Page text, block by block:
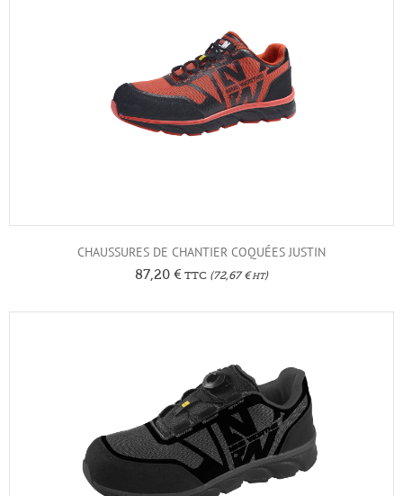
CHAUSSURES DE CHANTIER COQUÉES JUSTIN
87,20 € TTC (72,67€HT)